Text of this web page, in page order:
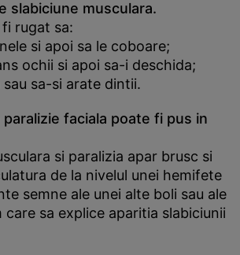
slabiciune musculara.
rugat sa:
si apoi sa le coboare;
ochii si apoi sa-i deschida;
sa-si arate dintii.
faciala poate fi pus in
si paralizia apar brusc si
de la nivelul unei hemifete
semne ale unei alte boli sau ale
care sa explice aparitia slabiciunii